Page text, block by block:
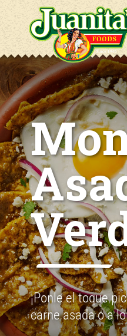
¡Ponle el toque
carne asada o a